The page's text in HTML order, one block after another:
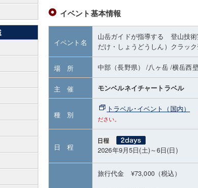
イベント基本情報
イベント名
山岳ガイドが指導する 登山技
だけ・しょうどうしん）クラッ
場 所 中部（長野県） /八ヶ岳/横岳西
主 催 モンベルネイチャートラベル
種 別
トラベル･イベント（国内）
ださい。
日 程 2026年9月5日(土)～6日(日)
旅行代金 ¥73,000（税込）